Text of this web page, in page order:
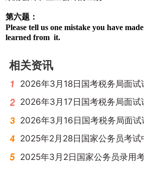
第六题：
Please tell us one mistake you have made
learned from it.
相关资讯
2026年3月18日国考税务局面试
2026年3月17日国考税务局面试
2026年3月16日国考税务局面试
2025年2月28日国家公务员考试中国人
2025年3月2日国家公务员录用考试金监局